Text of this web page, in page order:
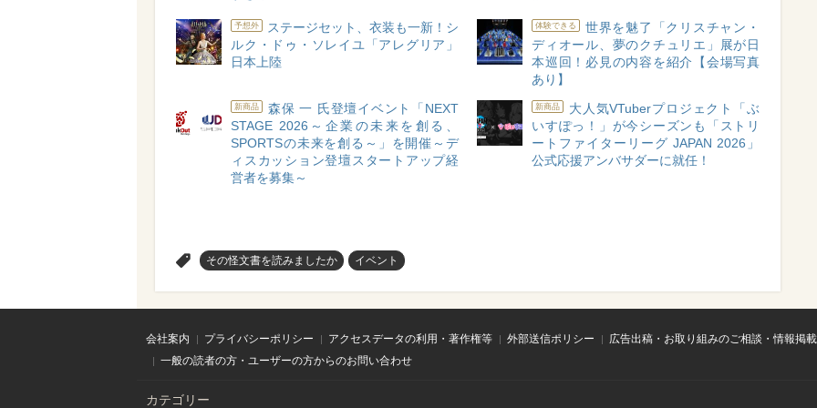
予想外
ステージセット、衣装も一新！シ
ルク・ドゥ・ソレイユ「アレグリア」
日本上陸
体験できる
世界を魅了「クリスチャン・
ディオール、夢のクチュリエ」展が日
本巡回！必見の内容を紹介【会場写真
あり】
新商品
森保 一 氏登壇イベント「NEXT
STAGE 2026～企業の未来を創る、
SPORTSの未来を創る～」を開催～デ
ィスカッション登壇スタートアップ経
営者を募集～
新商品
大人気VTuberプロジェクト「ぶ
いすぽっ！」が今シーズンも「ストリ
ートファイターリーグ JAPAN 2026」
公式応援アンバサダーに就任！
その怪文書を読みましたか イベント
会社案内 プライバシーポリシー アクセスデータの利用・著作権等 外部送信ポリシー
広告出稿・お取り組みのご相談・情報掲
一般の読者の方・ユーザーの方からのお問い合わせ
カテゴリー